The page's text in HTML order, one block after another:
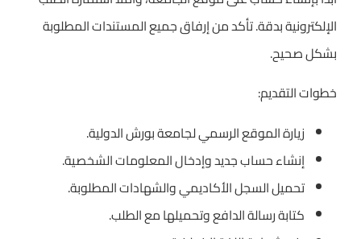
الإلكترونية بدقة. تأكد من إرفاق جميع المستندات المطلوبة
بشكل صحيح.
خطوات التقديم:
زيارة الموقع الرسمي لجامعة بورش الدولية.
إنشاء حساب جديد وإدخال المعلومات الشخصية.
تحميل السجل الأكاديمي والشهادات المطلوبة.
كتابة رسالة الدافع وتحميلها مع الطلب.